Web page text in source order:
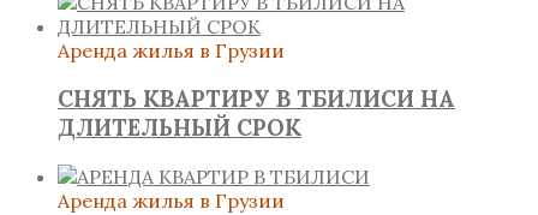
Аренда жилья в Грузии
СНЯТЬ КВАРТИРУ В ТБИЛИСИ НА
ДЛИТЕЛЬНЫЙ СРОК
Аренда жилья в Грузии